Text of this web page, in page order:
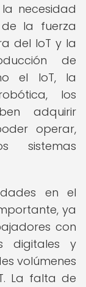
necesidad
la fuerza
del IoT y la
de
el IoT, la
los
adquirir
operar,
sistemas
en el
ya
con
digitales y
volúmenes
La falta de